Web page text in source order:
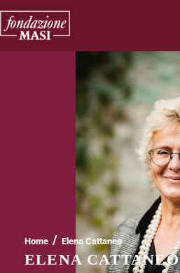
Home / Elena Cattaneo
ELENA CATTANEO